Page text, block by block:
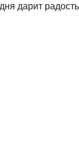
дарит